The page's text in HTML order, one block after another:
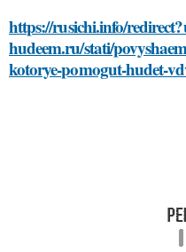
https://rusichi.info/
hudeem.ru/stati/
kotorye-pomogut-hudet-